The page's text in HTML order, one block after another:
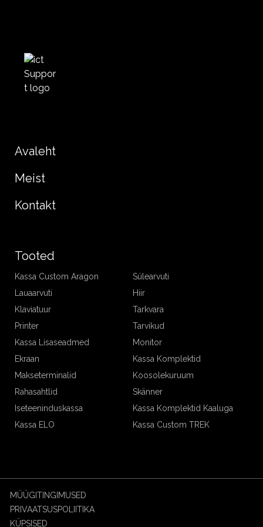
Avaleht
Meist
Kontakt
Tooted
Kassa Custom Aragon
Sülearvuti
Lauaarvuti
Hiir
Klaviatuur
Tarkvara
Printer
Tarvikud
Kassa Lisaseadmed
Monitor
Ekraan
Kassa Komplektid
Makseterminalid
Koosolekuruum
Rahasahtlid
Skänner
Iseteeninduskassa
Kassa Komplektid Kaaluga
Kassa ELO
Kassa Custom TREK
MÜÜGITINGIMUSED
PRIVAATSUSPOLIITIKA
KÜPSISED